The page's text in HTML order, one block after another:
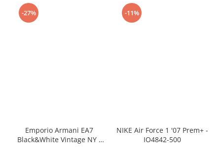
-27%
Emporio Armani EA7
Black&White Vintage NY -
-11%
NIKE Air Force 1 '07 Prem+ -
IO4842-500